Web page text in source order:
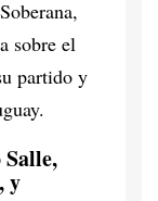
sobre el
partido y
Salle,
y